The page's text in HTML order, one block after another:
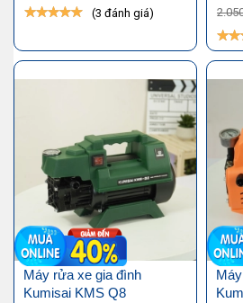
(3 đánh giá)
Máy rửa xe gia đình
Kumisai KMS Q8